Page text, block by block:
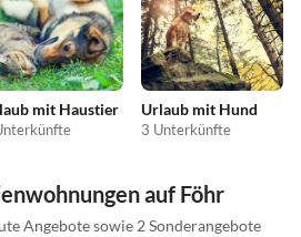
mit Haustier Urlaub mit Hund
3 Unterkünfte
auf Föhr
Angebote sowie 2 Sonderangebote